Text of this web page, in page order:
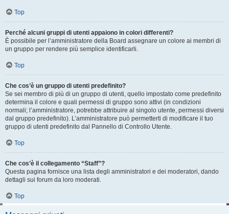
Top
Perché alcuni gruppi di utenti appaiono in colori differenti?
È possibile per l’amministratore della Board assegnare un colore ai membri di
un gruppo per rendere più semplice identificarli.
Top
Che cos’è un gruppo di utenti predefinito?
Se sei membro di più di un gruppo di utenti, quello impostato come predefinito
determina il colore e quali permessi di gruppo sono attivi (in condizioni
normali; l’amministratore, potrebbe attribuire al singolo utente, permessi diversi
dal gruppo predefinito). L’amministratore può permetterti di modificare il tuo
gruppo di utenti predefinito dal Pannello di Controllo Utente.
Top
Che cos’è il collegamento “Staff”?
Questa pagina fornisce una lista degli amministratori e dei moderatori, dando
dettagli sui forum da loro moderati.
Top